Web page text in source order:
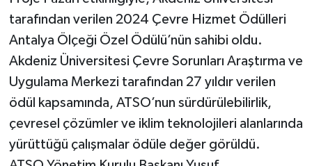
tarafından verilen 2024 Çevre Hizmet Ödülleri
Antalya Ölçeği Özel Ödülü’nün sahibi oldu.
Akdeniz Üniversitesi Çevre Sorunları Araştırma ve
Uygulama Merkezi tarafından 27 yıldır verilen
ödül kapsamında, ATSO’nun sürdürülebilirlik,
çevresel çözümler ve iklim teknolojileri alanlarında
yürüttüğü çalışmalar ödüle değer görüldü.